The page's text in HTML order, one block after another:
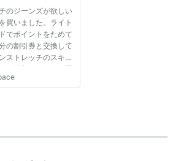
のジーンズが欲しい
買いました。ライト
でポイントをためて
の割引券と交換して
ストレッチのスキニ
。値段は５９００円
あったのでとても安